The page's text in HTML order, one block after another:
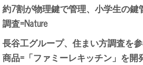
約7割が物理鍵で管理、小学生の鍵
調査=Nature
長谷工グループ、住まい方調査を
商品=「ファミーレキッチン」を開